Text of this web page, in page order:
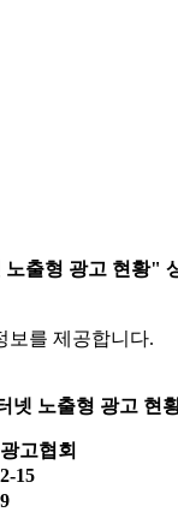
노출형 광고 현황"
보를 제공합니다.
넷 노출형 광고 현
고협회
15